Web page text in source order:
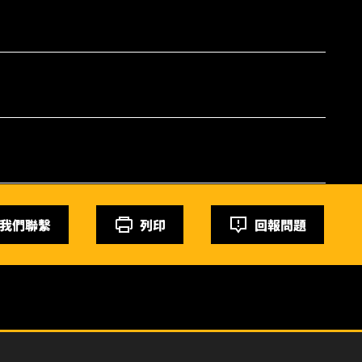
們聯繫 列印 回報問題